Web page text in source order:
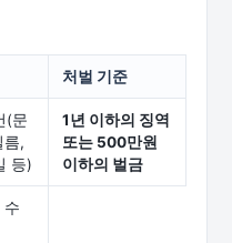
처벌 기준
(문
름,
등)
1년 이하의 징역
또는 500만원
이하의 벌금
수